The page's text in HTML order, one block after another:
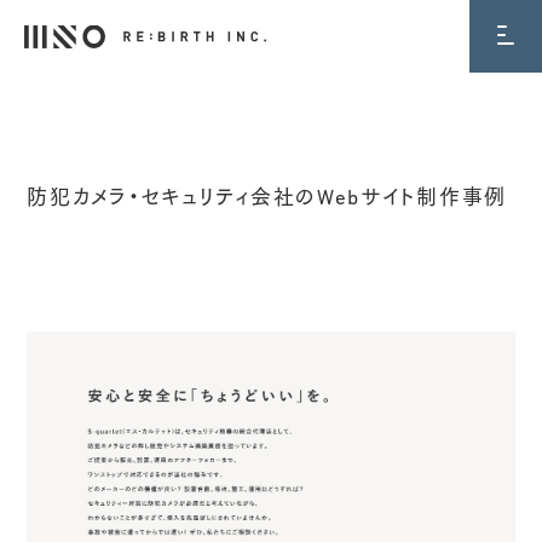
WORKS防犯カメラ・セキュリティ会社のWebサイト制作事例